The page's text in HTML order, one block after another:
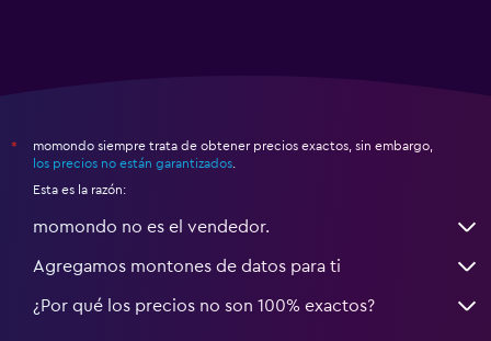
*
momondo siempre trata de obtener precios exactos, sin embargo,
los precios no están garantizados
Esta es la razón:
momondo no es el vendedor.
Agregamos montones de datos para ti
¿Por qué los precios no son 100% exactos?